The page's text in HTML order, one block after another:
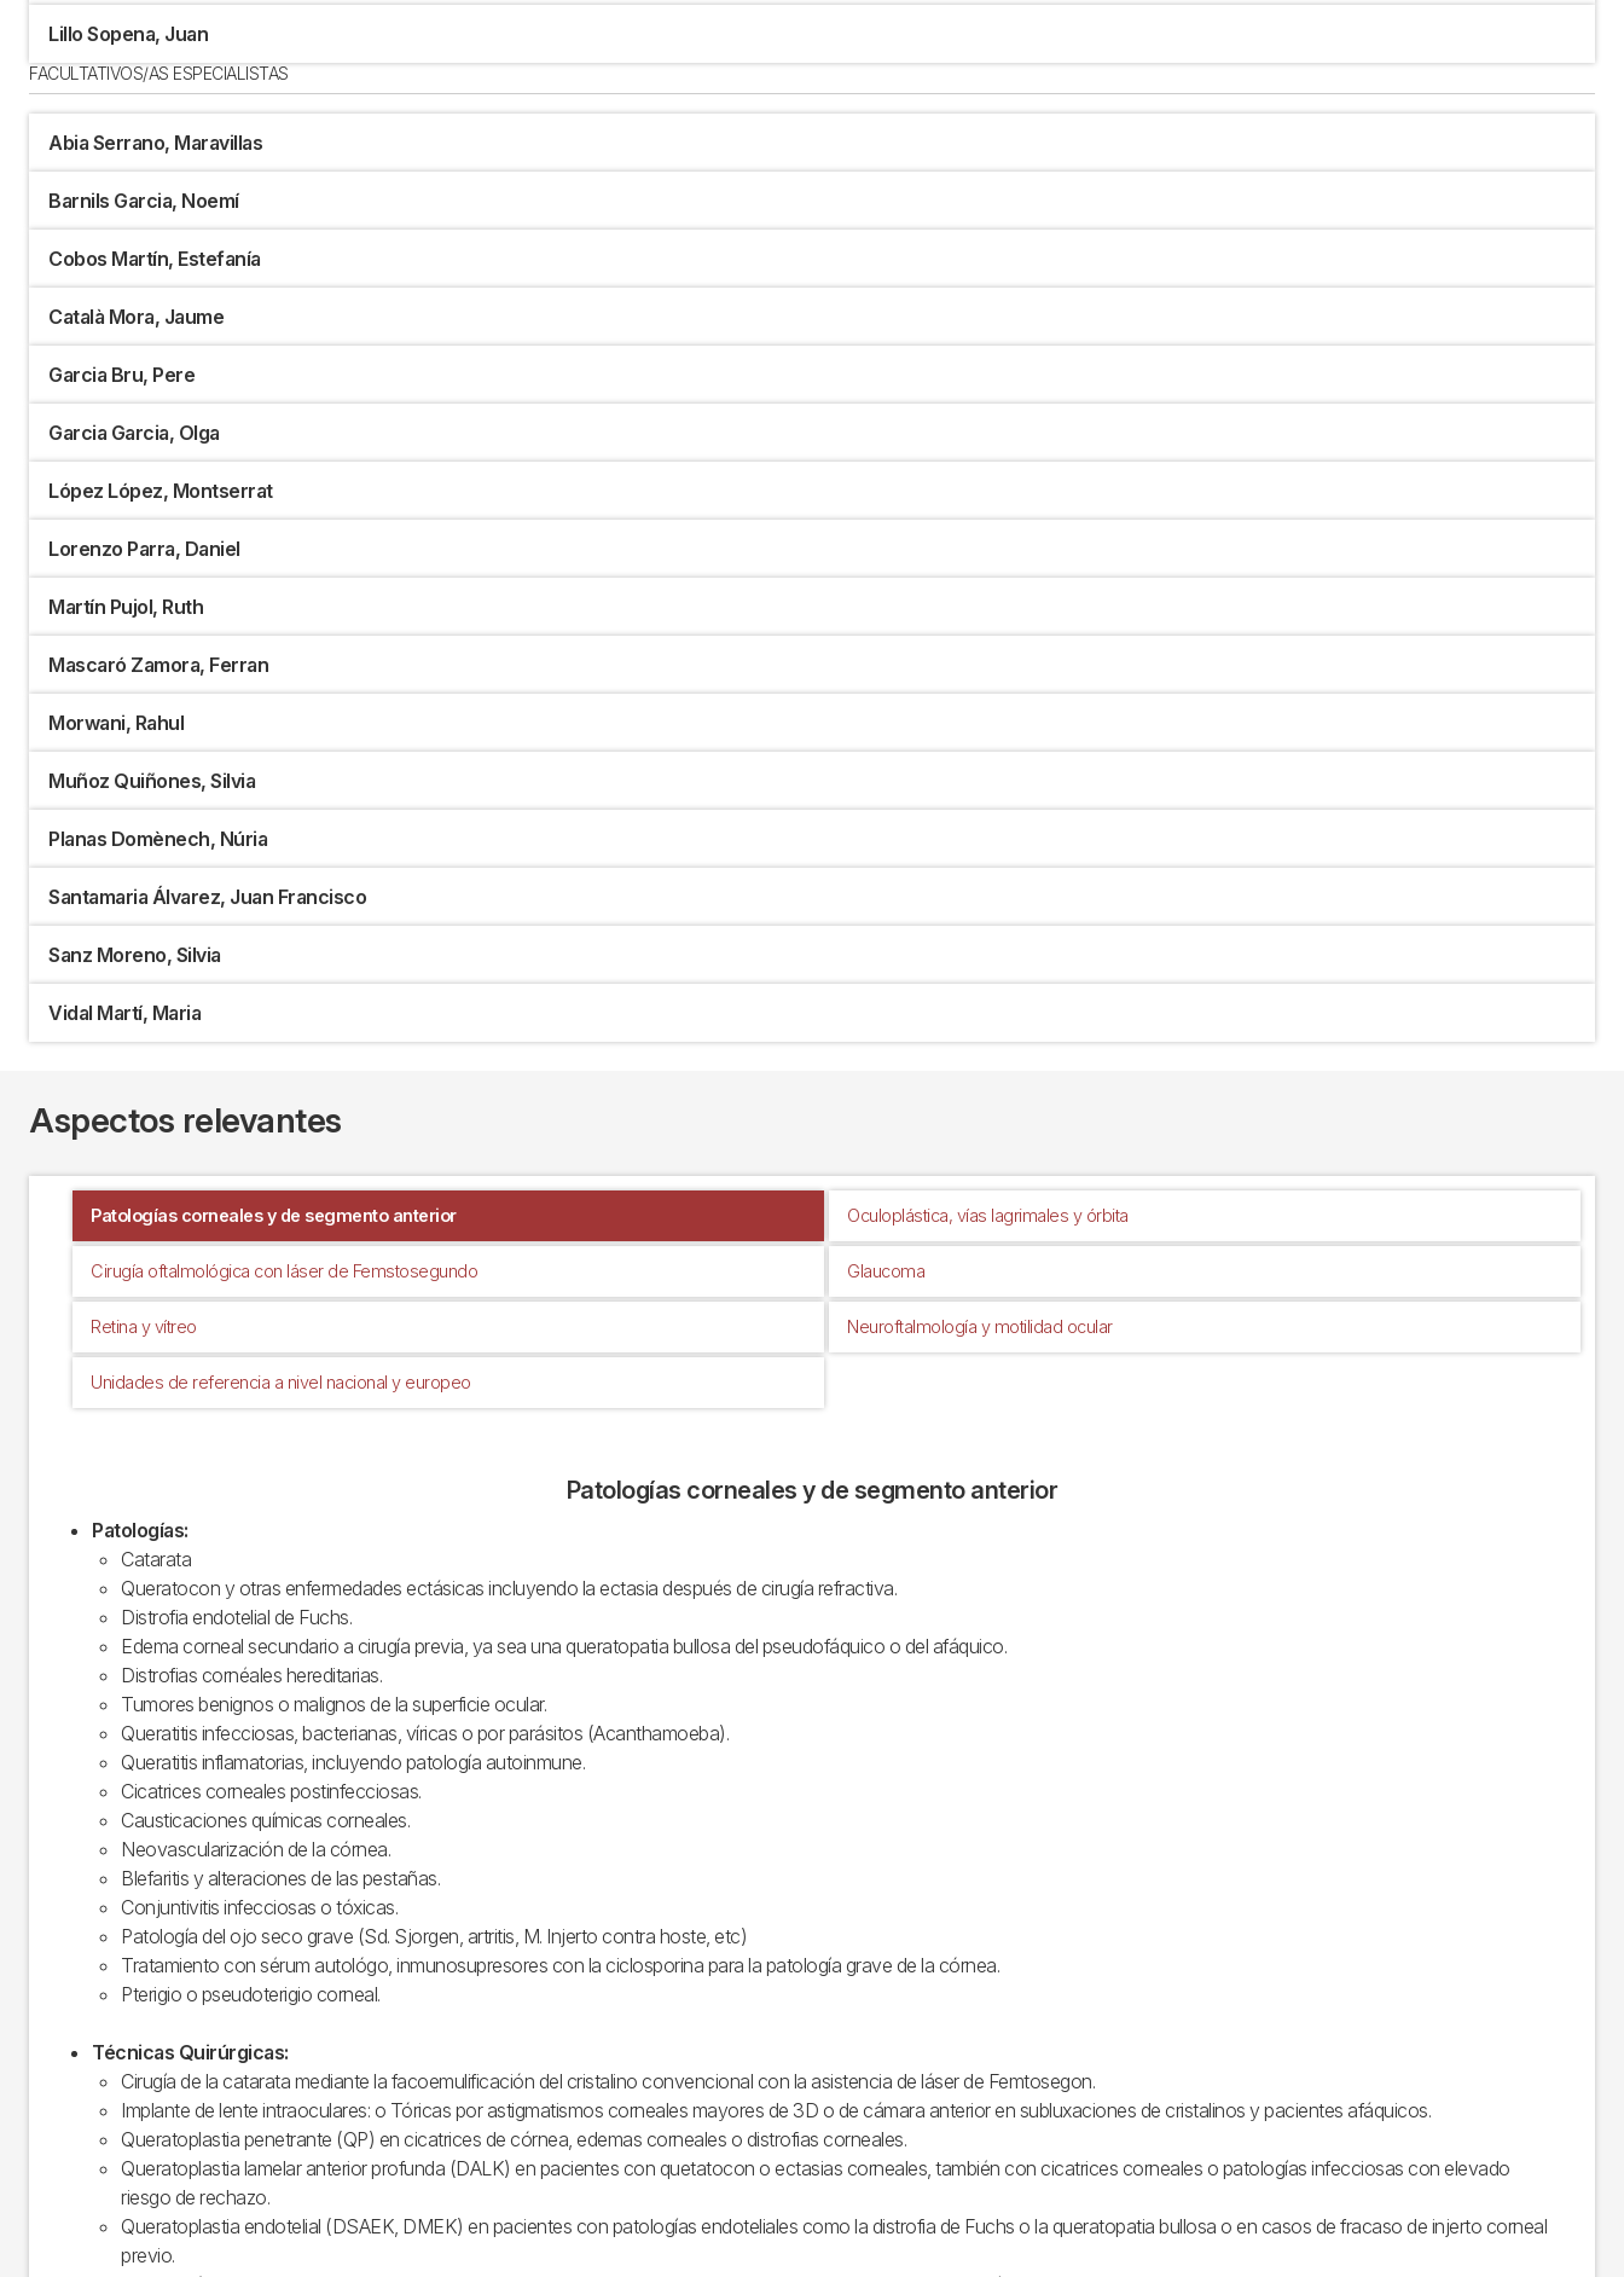
Lillo Sopena, Juan
FACULTATIVOS/AS ESPECIALISTAS
Abia Serrano, Maravillas
Barnils Garcia, Noemí
Cobos Martín, Estefanía
Català Mora, Jaume
Garcia Bru, Pere
Garcia Garcia, Olga
López López, Montserrat
Lorenzo Parra, Daniel
Martín Pujol, Ruth
Mascaró Zamora, Ferran
Morwani, Rahul
Muñoz Quiñones, Silvia
Planas Domènech, Núria
Santamaria Álvarez, Juan Francisco
Sanz Moreno, Silvia
Vidal Martí, Maria
Aspectos relevantes
Patologías corneales y de segmento anterior Oculoplástica, vías lagrimales y órbita
Cirugía oftalmológica con láser de Femstosegundo Glaucoma
Retina y vítreo Neuroftalmología y motilidad ocular
Unidades de referencia a nivel nacional y europeo
Patologías corneales y de segmento anterior
Patologías:
Catarata
Queratocon y otras enfermedades ectásicas incluyendo la ectasia después de cirugía refractiva.
Distrofia endotelial de Fuchs.
Edema corneal secundario a cirugía previa, ya sea una queratopatia bullosa del pseudofáquico o del afáquico.
Distrofias cornéales hereditarias.
Tumores benignos o malignos de la superficie ocular.
Queratitis infecciosas, bacterianas, víricas o por parásitos (Acanthamoeba).
Queratitis inflamatorias, incluyendo patología autoinmune.
Cicatrices corneales postinfecciosas.
Causticaciones químicas corneales.
Neovascularización de la córnea.
Blefaritis y alteraciones de las pestañas.
Conjuntivitis infecciosas o tóxicas.
Patología del ojo seco grave (Sd. Sjorgen, artritis, M. Injerto contra hoste, etc)
Tratamiento con sérum autológo, inmunosupresores con la ciclosporina para la patología grave de la córnea.
Pterigio o pseudoterigio corneal.
Técnicas Quirúrgicas:
Cirugía de la catarata mediante la facoemulificación del cristalino convencional con la asistencia de láser de Femtosegon.
Implante de lente intraoculares: o Tóricas por astigmatismos corneales mayores de 3D o de cámara anterior en subluxaciones de cristalinos y pacientes afáquicos.
Queratoplastia penetrante (QP) en cicatrices de córnea, edemas corneales o distrofias corneales.
Queratoplastia lamelar anterior profunda (DALK) en pacientes con quetatocon o ectasias corneales, también con cicatrices corneales o patologías infecciosas con elevado
riesgo de rechazo.
Queratoplastia endotelial (DSAEK, DMEK) en pacientes con patologías endoteliales como la distrofia de Fuchs o la queratopatia bullosa o en casos de fracaso de injerto corneal
previo.